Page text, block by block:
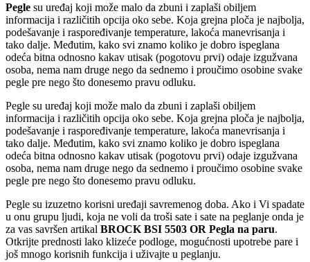
Pegle su uređaj koji može malo da zbuni i zaplaši obiljem
informacija i različitih opcija oko sebe. Koja grejna ploča je najbolja,
podešavanje i raspoređivanje temperature, lakoća manevrisanja i
tako dalje. Međutim, kako svi znamo koliko je dobro ispeglana
odeća bitna odnosno kakav utisak (pogotovu prvi) odaje izgužvana
osoba, nema nam druge nego da sednemo i proučimo osobine svake
pegle pre nego što donesemo pravu odluku.
Pegle su uređaj koji može malo da zbuni i zaplaši obiljem
informacija i različitih opcija oko sebe. Koja grejna ploča je najbolja,
podešavanje i raspoređivanje temperature, lakoća manevrisanja i
tako dalje. Međutim, kako svi znamo koliko je dobro ispeglana
odeća bitna odnosno kakav utisak (pogotovu prvi) odaje izgužvana
osoba, nema nam druge nego da sednemo i proučimo osobine svake
pegle pre nego što donesemo pravu odluku.
Pegle su izuzetno korisni uređaji savremenog doba. Ako i Vi spadate
u onu grupu ljudi, koja ne voli da troši sate i sate na peglanje onda je
za vas savršen artikal BROCK BSI 5503 OR Pegla na paru.
Otkrijte prednosti lako klizeće podloge, mogućnosti upotrebe pare i
još mnogo korisnih funkcija i uživajte u peglanju.